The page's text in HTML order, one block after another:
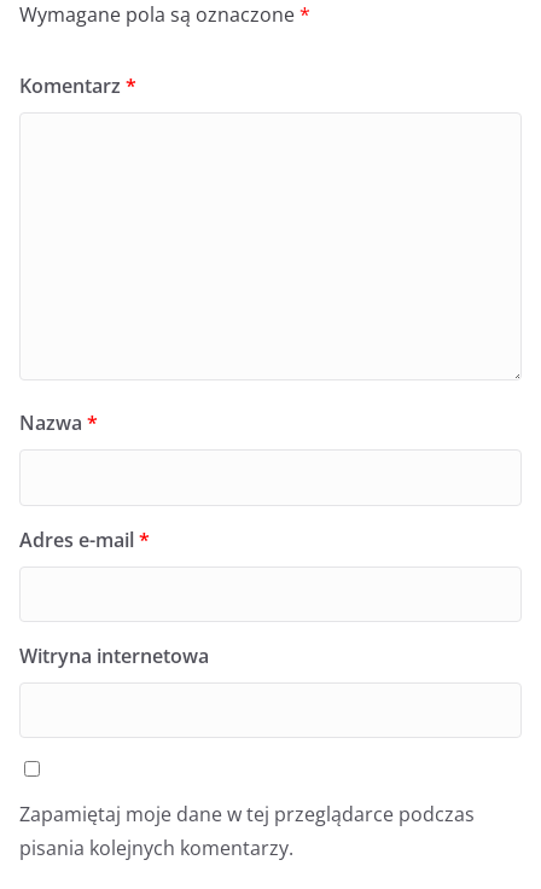
Wymagane pola są oznaczone*
Komentarz *
Nazwa *
Adres e-mail*
Witryna internetowa
Zapamiętaj moje dane w tej przeglądarce podczas
pisania kolejnych komentarzy.